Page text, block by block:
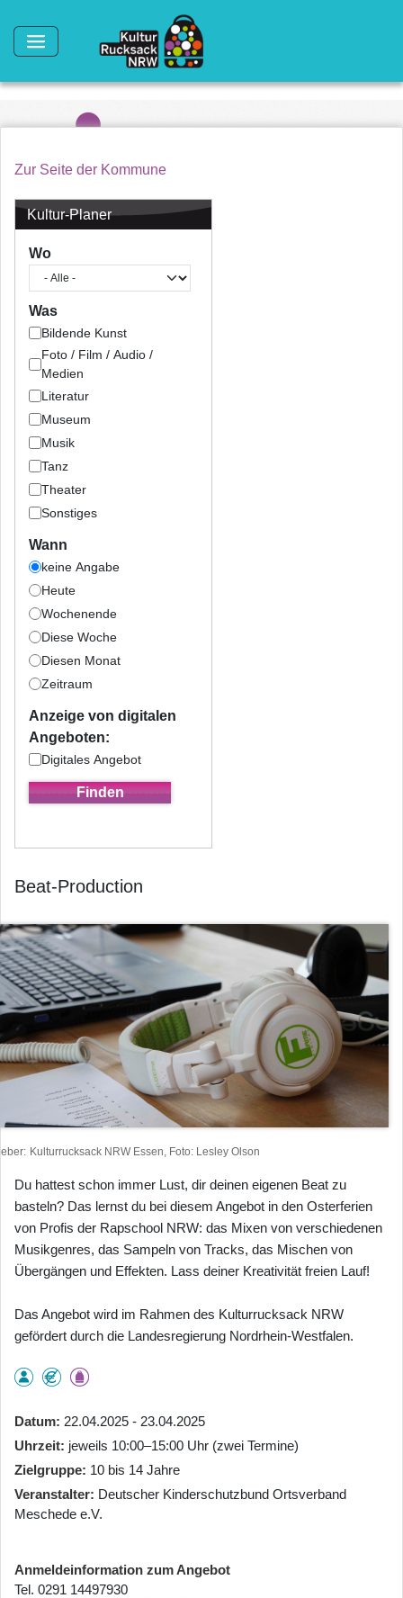
Zur Seite der Kommune
Kultur-Planer
Wo
Was
Bildende Kunst
Foto / Film / Audio /
Medien
Literatur
Museum
Musik
Tanz
Theater
Sonstiges
Wann
keine Angabe
Heute
Wochenende
Diese Woche
Diesen Monat
Zeitraum
Anzeige von digitalen
Angeboten:
Digitales Angebot
Beat-Production
Kulturrucksack NRW Essen, Foto: Lesley Olson
Du hattest schon immer Lust, dir deinen eigenen Beat zu
basteln? Das lernst du bei diesem Angebot in den Osterferien
von Profis der Rapschool NRW: das Mixen von verschiedenen
Musikgenres, das Sampeln von Tracks, das Mischen von
Übergängen und Effekten. Lass deiner Kreativität freien Lauf!
Das Angebot wird im Rahmen des Kulturrucksack NRW
gefördert durch die Landesregierung Nordrhein-Westfalen.
Datum 22.04.2025 - 23.04.2025
Uhrzeit jeweils 10:00–15:00 Uhr (zwei Termine)
Zielgruppe 10 bis 14 Jahre
Veranstalter Deutscher Kinderschutzbund Ortsverband
Meschede e.V.
Anmeldeinformation zum Angebot
Tel. 0291 14497930